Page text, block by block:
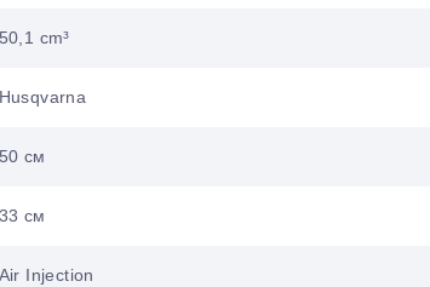
50,1 cm³
Husqvarna
50 см
33 см
Air Injection